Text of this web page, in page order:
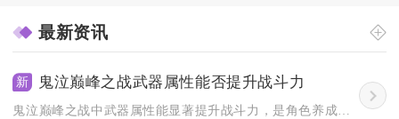
最新资讯
新 鬼泣巅峰之战武器属性能否提升战斗力
鬼泣巅峰之战中武器属性能显著提升战斗力，是角色养成体系的核心...